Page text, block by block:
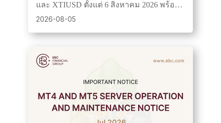
และ XTIUSD ตั้งแต่ 6 สิงหาคม 2026 พร้อม
ควบคุมตามช่วงเวลาการซื้อขายและเพิ่ม
2026-08-05